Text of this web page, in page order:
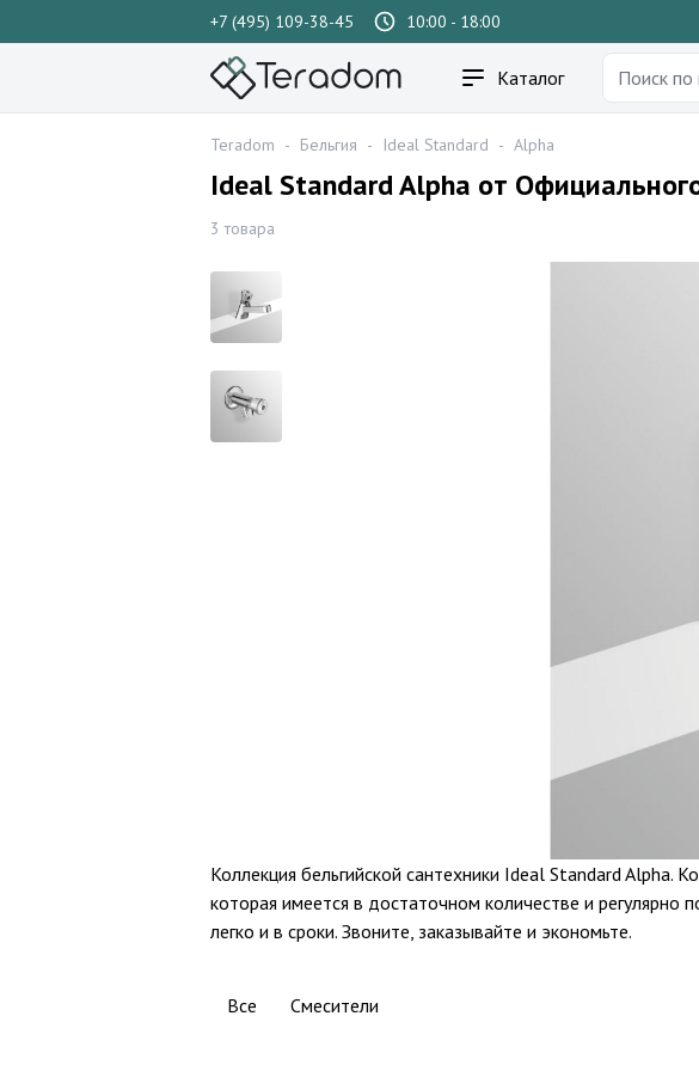
+7 (495) 109-38-45 10:00 - 18:00
Каталог
Teradom - Бельгия - Ideal Standard - Alpha
Ideal Standard Alpha от
3 товара
Коллекция бельгийской сантехники Ideal Standard Alpha.
которая имеется в достаточном количестве и
легко и в сроки. Звоните, заказывайте и экономьте.
Все Смесители